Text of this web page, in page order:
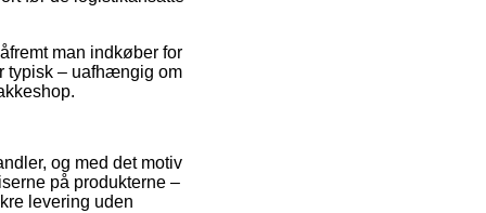
man indkøber for
typisk – uafhængig om
og med det motiv
på produkterne –
levering uden